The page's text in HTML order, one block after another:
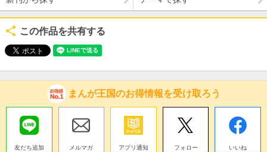
この作品を共有する
まんが王国のお得情報を受け取ろう
友だち追加
メルマガ アプリ通知 フォロー いいね